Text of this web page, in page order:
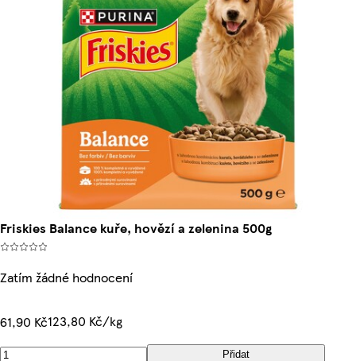
Friskies Balance kuře, hovězí a zelenina 500g
Zatím žádné hodnocení
61,90 Kč123,80 Kč/kg
Přidat